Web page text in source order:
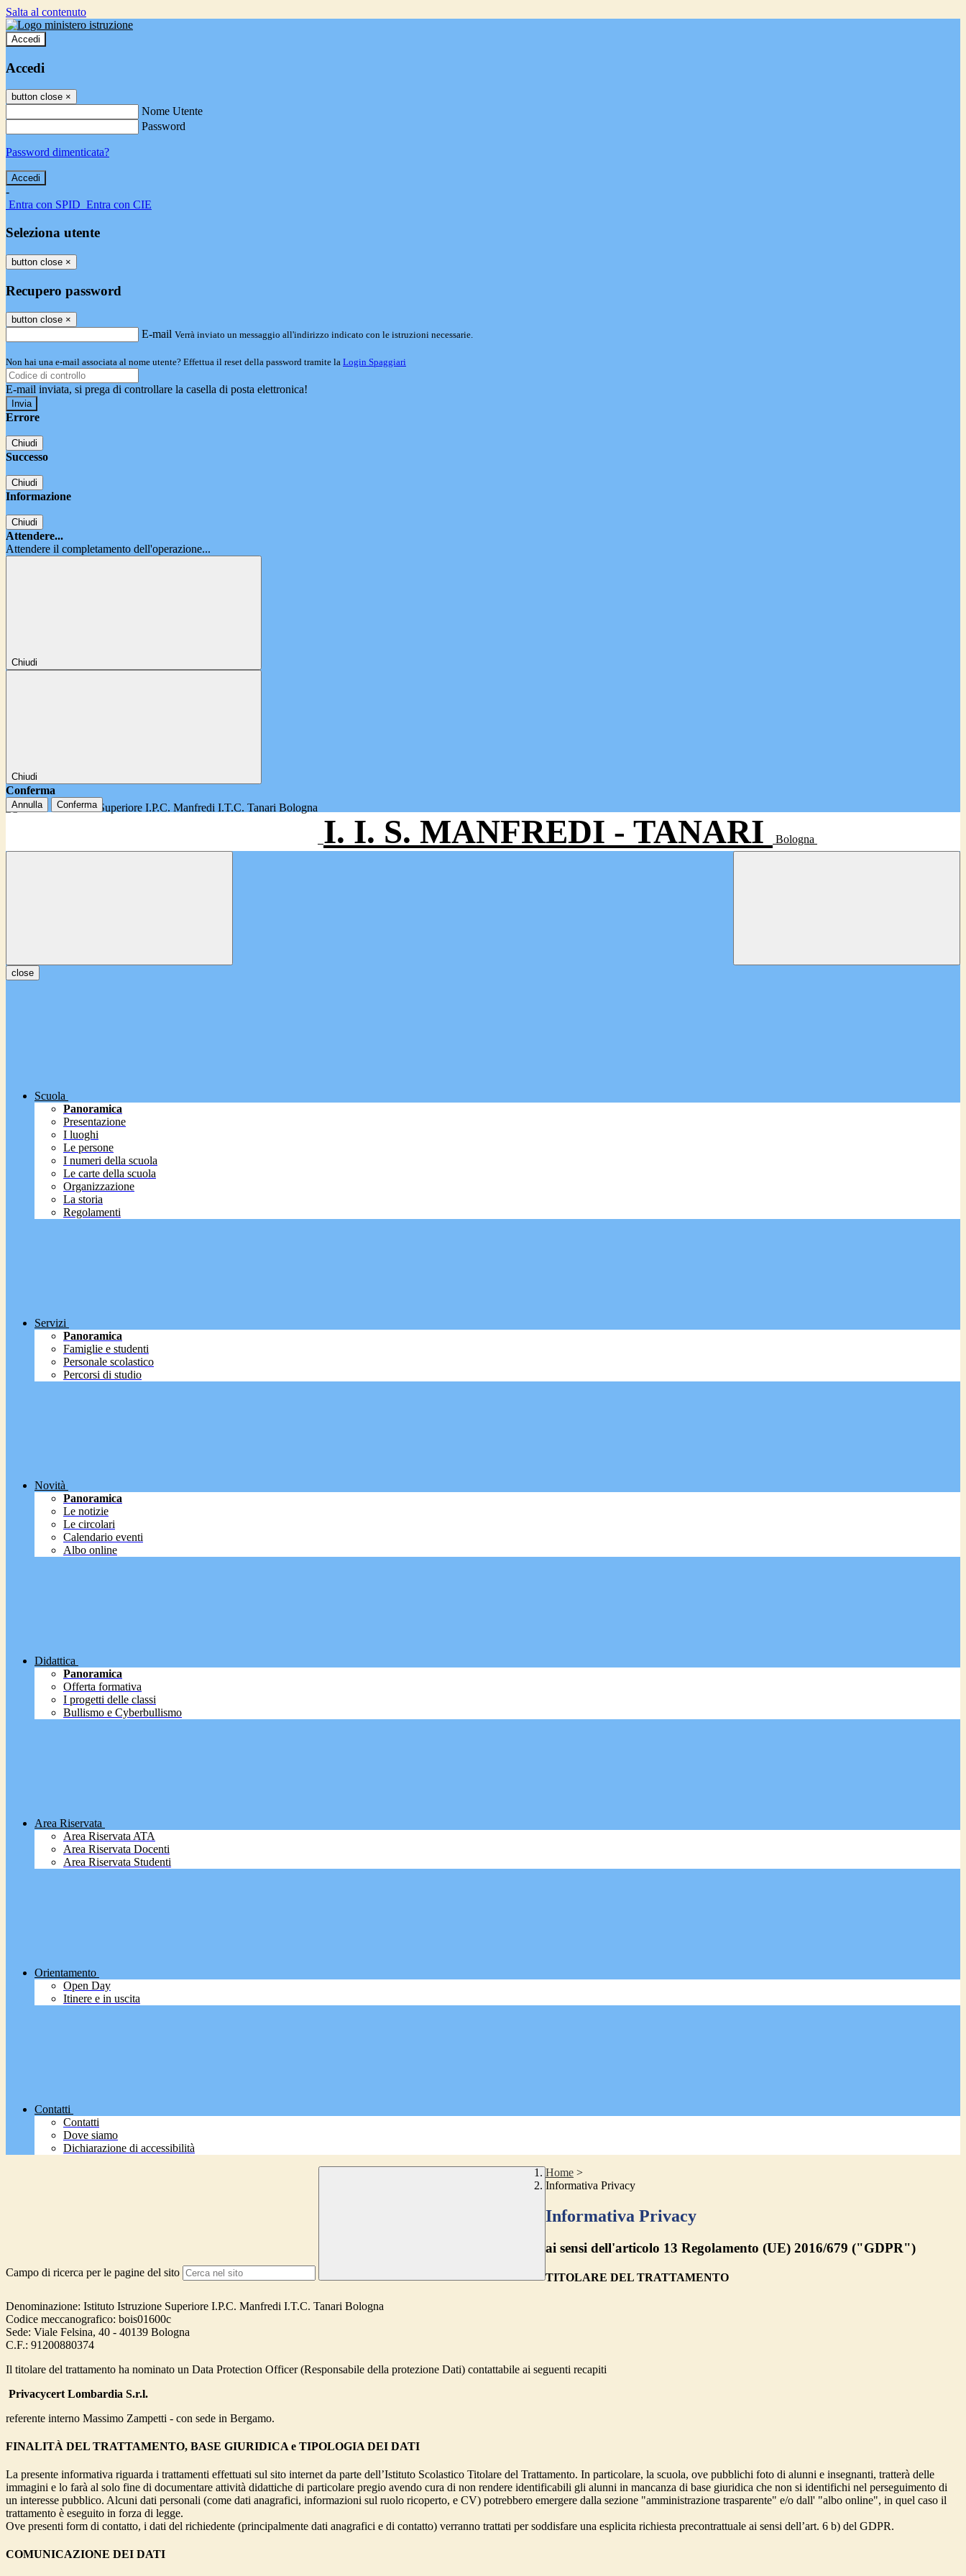
Salta al contenuto
Accedi
Accedi
button close ×
Nome Utente
Password
Password dimenticata?
-
Entra con SPID Entra con CIE
Seleziona utente
button close ×
Recupero password
button close ×
E-mail Verrà inviato un messaggio all'indirizzo indicato con le istruzioni necessarie.
Non hai una e-mail associata al nome utente? Effettua il reset della password tramite la Login Spaggiari
E-mail inviata, si prega di controllare la casella di posta elettronica!
Errore
Chiudi
Successo
Chiudi
Informazione
Chiudi
Attendere...
Attendere il completamento dell'operazione...
Chiudi
Chiudi
Conferma
Annulla Conferma
I. I. S. MANFREDI - TANARI Bologna
close
Scuola
Panoramica
Presentazione
I luoghi
Le persone
I numeri della scuola
Le carte della scuola
Organizzazione
La storia
Regolamenti
Servizi
Panoramica
Famiglie e studenti
Personale scolastico
Percorsi di studio
Novità
Panoramica
Le notizie
Le circolari
Calendario eventi
Albo online
Didattica
Panoramica
Offerta formativa
I progetti delle classi
Bullismo e Cyberbullismo
Area Riservata
Area Riservata ATA
Area Riservata Docenti
Area Riservata Studenti
Orientamento
Open Day
Itinere e in uscita
Contatti
Contatti
Dove siamo
Dichiarazione di accessibilità
Campo di ricerca per le pagine del sito
Home >
Informativa Privacy
Informativa Privacy
ai sensi dell'articolo 13 Regolamento (UE) 2016/679 ("GDPR")
TITOLARE DEL TRATTAMENTO
Denominazione: Istituto Istruzione Superiore I.P.C. Manfredi I.T.C. Tanari Bologna
Codice meccanografico: bois01600c
Sede: Viale Felsina, 40 - 40139 Bologna
C.F.: 91200880374
Il titolare del trattamento ha nominato un Data Protection Officer (Responsabile della protezione Dati) contattabile ai seguenti recapiti
Privacycert Lombardia S.r.l.
referente interno Massimo Zampetti - con sede in Bergamo.
FINALITÀ DEL TRATTAMENTO, BASE GIURIDICA e TIPOLOGIA DEI DATI
La presente informativa riguarda i trattamenti effettuati sul sito internet da parte dell’Istituto Scolastico Titolare del Trattamento. In particolare, la scuola, ove pubblichi foto di alunni e insegnanti, tratterà delle
immagini e lo farà al solo fine di documentare attività didattiche di particolare pregio avendo cura di non rendere identificabili gli alunni in mancanza di base giuridica che non si identifichi nel perseguimento di
un interesse pubblico. Alcuni dati personali (come dati anagrafici, informazioni sul ruolo ricoperto, e CV) potrebbero emergere dalla sezione "amministrazione trasparente" e/o dall' "albo online", in quel caso il
trattamento è eseguito in forza di legge.
Ove presenti form di contatto, i dati del richiedente (principalmente dati anagrafici e di contatto) verranno trattati per soddisfare una esplicita richiesta precontrattuale ai sensi dell’art. 6 b) del GDPR.
COMUNICAZIONE DEI DATI